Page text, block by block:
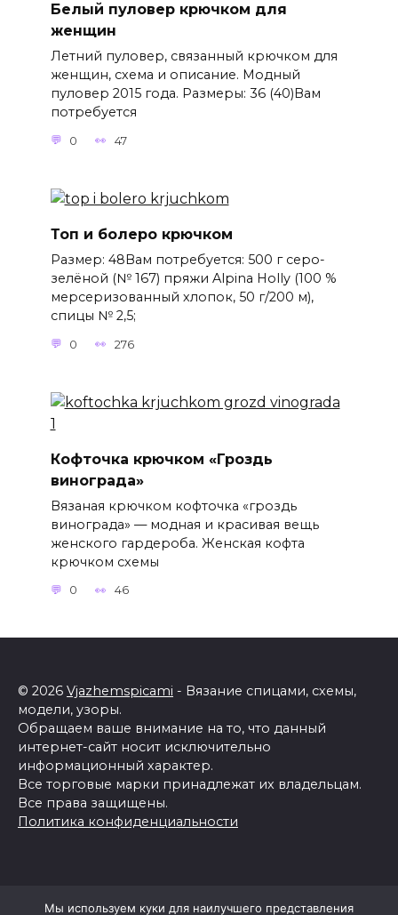
Белый пуловер крючком для
женщин
Летний пуловер, связанный крючком для
женщин, схема и описание. Модный
пуловер 2015 года. Размеры: 36 (40)Вам
потребуется
0 47
Топ и болеро крючком
Размер: 48Вам потребуется: 500 г серо-
зелёной (№ 167) пряжи Alpina Holly (100 %
мерсеризованный хлопок, 50 г/200 м),
спицы № 2,5;
0 276
Кофточка крючком «Гроздь
винограда»
Вязаная крючком кофточка «гроздь
винограда» — модная и красивая вещь
женского гардероба. Женская кофта
крючком схемы
0 46
© 2026 Vjazhemspicami - Вязание спицами, схемы,
модели, узоры.
Обращаем ваше внимание на то, что данный
интернет-сайт носит исключительно
информационный характер.
Все торговые марки принадлежат их владельцам.
Все права защищены.
Политика конфиденциальности
Мы используем куки для наилучшего представления